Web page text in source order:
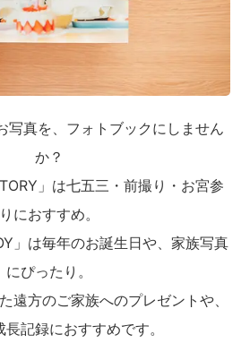
真を、フォトブックにしません
か？
」は七五三・前撮り・お宮参
りにおすすめ。
」は毎年のお誕生日や、家族写真
にぴったり。
遠方のご家族へのプレゼントや、
記録におすすめです。